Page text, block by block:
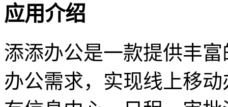
应用介绍
添添办公是一款提供丰
办公需求，实现线上移